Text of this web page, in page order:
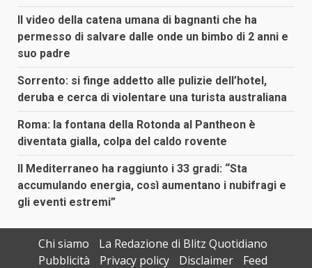
Il video della catena umana di bagnanti che ha
permesso di salvare dalle onde un bimbo di 2 anni e
suo padre
Sorrento: si finge addetto alle pulizie dell’hotel,
deruba e cerca di violentare una turista australiana
Roma: la fontana della Rotonda al Pantheon è
diventata gialla, colpa del caldo rovente
Il Mediterraneo ha raggiunto i 33 gradi: “Sta
accumulando energia, così aumentano i nubifragi e
gli eventi estremi”
Chi siamo
La Redazione di Blitz Quotidiano
Pubblicità
Privacy policy Disclaimer Feed